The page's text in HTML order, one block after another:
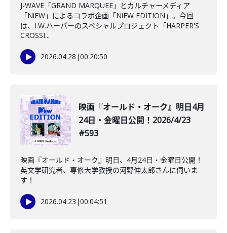
J-WAVE「GRAND MARQUEE」とカルチャーメディア
「NiEW」によるコラボ企画「NiEW EDITION」。今回
は、I.W.ハーパーのスペシャルプロジェクト「HARPER'S
CROSSI...
2026.04.28 |00:20:50
映画『オールド・オーク』明日4月
24日・金曜日公開！2026/4/23
#593
映画『オールド・オーク』明日、4月24日・金曜日公開！
英文学研究者、専修大学教授の河野伸太郎さんに伺いま
す！
2026.04.23 |00:04:51